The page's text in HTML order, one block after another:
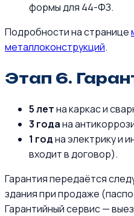
формы для 44-ФЗ.
Подробности на странице
металлоконструкций.
Этап 6.
5 летна каркас и
3 годана
1 годна электрику и
входит в договор).
Гарантия передаётся
здания при продаже
Гарантийный сервис —